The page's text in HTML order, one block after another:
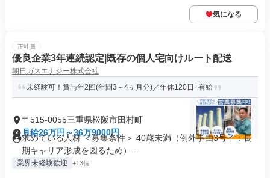
気になる
正社員
優良企業3年連続認定|既存の個人宅向けルート配送
朝日ガスエナジー株式会社
未経験可！賞与年2回(年間3～4ヶ月分)／年休120日+有給
〒515-0055三重県松阪市田村町
月給26万円～36万9000円
求めている人材 ＜募集条件＞ 40歳未満（例外事由3号イ：長
期キャリア形成を図るため）...
業界未経験歓迎 +13個